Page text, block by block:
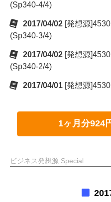
(Sp340-4/4)
2017/04/02 [発想源
(Sp340-3/4)
2017/04/02 [発想源
(Sp340-2/4)
2017/04/01 [発想源]4530
1ヶ月分924
ビジネス発想源 Special